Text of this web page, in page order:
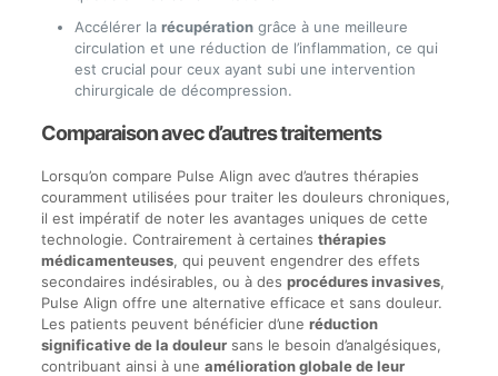
Accélérer la récupérationgrâce à une meilleure
circulation et une réduction de l’inflammation, ce qui
est crucial pour ceux ayant subi une intervention
chirurgicale de décompression.
Comparaison avec d’autres traitements
Lorsqu’on compare Pulse Align avec d’autres thérapies
couramment utilisées pour traiter les douleurs chroniques,
il est impératif de noter les avantages uniques de cette
technologie. Contrairement à certaines thérapies
médicamenteuses, qui peuvent engendrer des effets
secondaires indésirables, ou à des procédures invasives,
Pulse Align offre une alternative efficace et sans douleur.
Les patients peuvent bénéficier d’une réduction
significative de la douleursans le besoin d’analgésiques,
contribuant ainsi à une amélioration globale de leur